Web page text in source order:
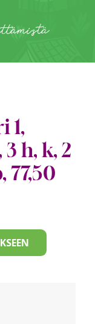
1,
h, k, 2
77,50